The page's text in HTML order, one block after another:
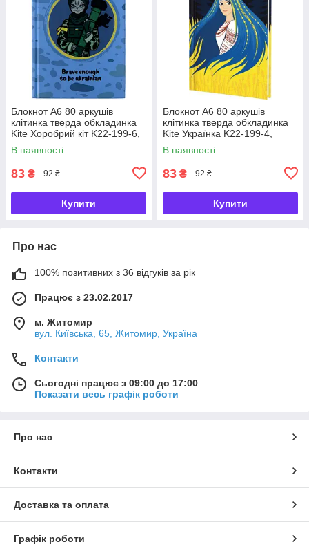
Блокнот А6 80 аркушів
клітинка тверда обкладинка
Kite Хоробрий кіт K22-199-6,
64623
В наявності
83 ₴ 92 ₴
Купити
Блокнот А6 80 аркушів
клітинка тверда обкладинка
Kite Українка K22-199-4,
64621
В наявності
83 ₴ 92 ₴
Купити
Про нас
100% позитивних з 36 відгуків за рік
Працює з 23.02.2017
м. Житомир
вул. Київська, 65, Житомир, Україна
Контакти
Сьогодні працює з 09:00 до 17:00
Показати весь графік роботи
Про нас
Контакти
Доставка та оплата
Графік роботи